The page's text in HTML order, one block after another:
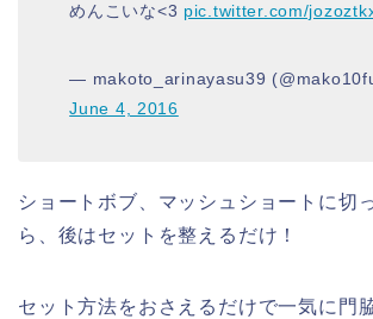
めんこいな<3 pic.twitter.com/
— makoto_arinayasu39
June 4, 2016
ショートボブ、マッシュショートに切
ら、後はセットを整えるだけ！
セット方法をおさえるだけで一気に門